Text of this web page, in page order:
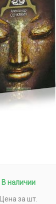
В наличии
Цена за шт.